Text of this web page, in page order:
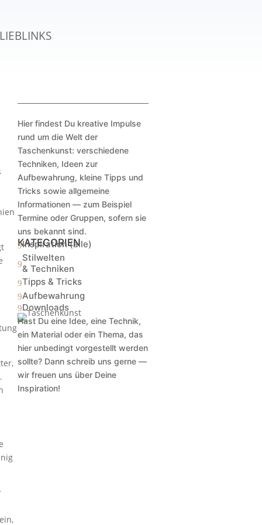
Hier findest Du kreative Impulse
rund um die Welt der
Taschenkunst: verschiedene
Techniken, Ideen zur
Aufbewahrung, kleine Tipps und
Tricks sowie allgemeine
Informationen — zum Beispiel
Termine oder Gruppen, sofern sie
uns bekannt sind.
KATEGORIEN
9Inspiration (alle)
9
Stilwelten
& Techniken
9Tipps & Tricks
9Aufbewahrung
9Downloads
Hast Du eine Idee, eine Technik,
ein Material oder ein Thema, das
hier unbedingt vorgestellt werden
sollte? Dann schreib uns gerne —
wir freuen uns über Deine
Inspiration!